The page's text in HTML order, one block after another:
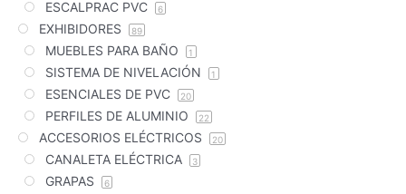
ESCALPRAC PVC 6
EXHIBIDORES 89
MUEBLES PARA BAÑO 1
SISTEMA DE NIVELACIÓN 1
ESENCIALES DE PVC 20
PERFILES DE ALUMINIO 22
ACCESORIOS ELÉCTRICOS 20
CANALETA ELÉCTRICA 3
GRAPAS 6